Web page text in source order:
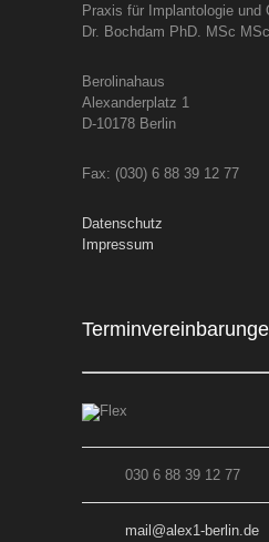
Praxis für Implantologie und
Dr. Bochdam PhD. MSc
Berolinahaus
Alexanderplatz 1
D-10178 Berlin
Fax: (030) 6 88 39 12 77
Datenschutz
Impressum
030 6 88 39 12 77
mail@alex1-berlin.de